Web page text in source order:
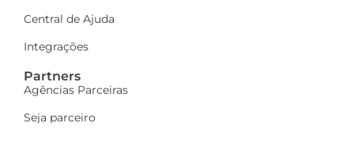
Central de Ajuda
Integrações
Partners
Agências Parceiras
Seja parceiro